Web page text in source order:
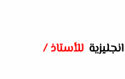
للأستاذ /